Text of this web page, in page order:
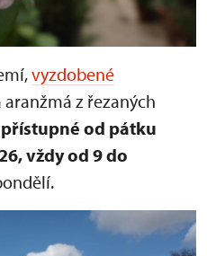
vyzdobené
aranžmá z řezaných
přístupné od pátku
vždy od 9 do